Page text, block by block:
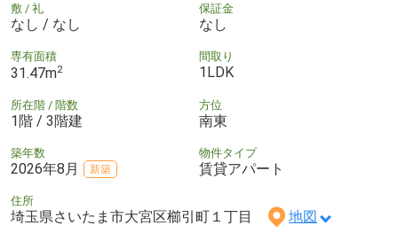
敷 / 礼
なし / なし
保証金
なし
専有面積
31.47m2
間取り
1LDK
所在階 / 階数
1階 / 3階建
方位
南東
築年数
2026年8月 新築
物件タイプ
賃貸アパート
住所
埼玉県さいたま市大宮区櫛引町１丁目 地図